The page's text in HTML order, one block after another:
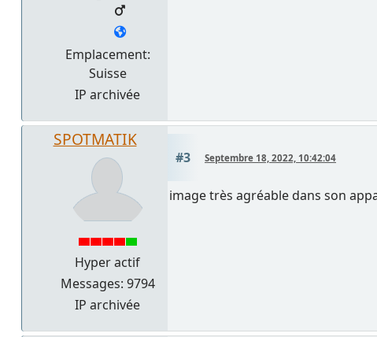
Emplacement:
Suisse
IP archivée
SPOTMATIK
Hyper actif
Messages: 9794
IP archivée
#3 Septembre 18, 2022, 10:42:04
image très agréable dans son